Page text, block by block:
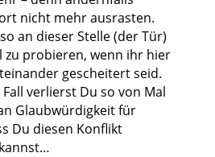
nicht mehr ausrasten.
an dieser Stelle (der Tür)
zu probieren, wenn ihr hier
gescheitert seid.
verlierst Du so von Mal
Glaubwürdigkeit für
Du diesen Konflikt